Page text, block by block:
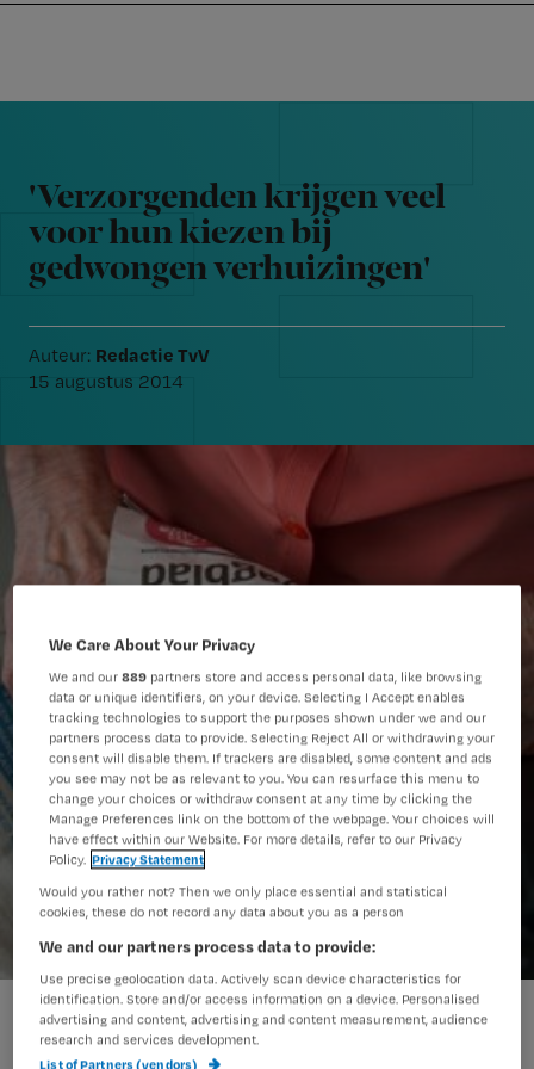
navigation
content
Nursing
'Verzorgenden krijgen veel voor hun kiezen bij gedwongen
verhuizingen'
'Verzorgenden krijgen veel
voor hun kiezen bij
gedwongen verhuizingen'
Auteur: Redactie TvV
15 augustus 2014
We Care About Your Privacy
We and our889 partners store and access personal data, like browsing
data or unique identifiers, on your device. Selecting I Accept enables
tracking technologies to support the purposes shown under we and our
partners process data to provide. Selecting Reject All or withdrawing your
consent will disable them. If trackers are disabled, some content and ads
you see may not be as relevant to you. You can resurface this menu to
change your choices or withdraw consent at any time by clicking the
Manage Preferences link on the bottom of the webpage. Your choices will
have effect within our Website. For more details, refer to our Privacy
Policy. Privacy Statement
Would you rather not? Then we only place essential and statistical
cookies, these do not record any data about you as a person
We and our partners process data to provide:
Use precise geolocation data. Actively scan device characteristics for
identification. Store and/or access information on a device. Personalised
advertising and content, advertising and content measurement, audience
research and services development.
List of Partners (vendors)